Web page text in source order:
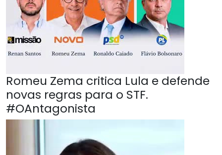
Romeu Zema critica Lula e defende
novas regras para o STF.
#OAntagonista